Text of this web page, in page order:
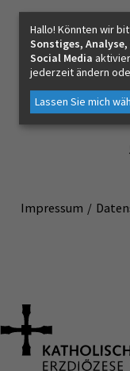
Impressum
Hallo! Könnten wir
Sonstiges,
Social Media
jederzeit ändern
Lassen Sie mich